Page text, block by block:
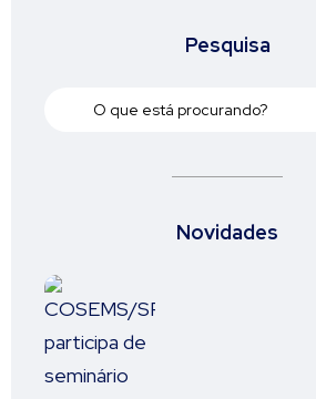
Pesquisa
Novidades